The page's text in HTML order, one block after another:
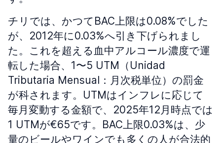
チリでは、かつてBAC上限は0.08%でした
が、2012年に0.03%へ引き下げられまし
た。これを超える血中アルコール濃度で運
転した場合、1〜5 UTM（Unidad
Tributaria Mensual：月次税単位）の罰金
が科されます。UTMはインフレに応じて
毎月変動する金額で、2025年12月時点では
1 UTMが€65です。BAC上限0.03%は、少
量のビールやワインでも多くの人が合法的